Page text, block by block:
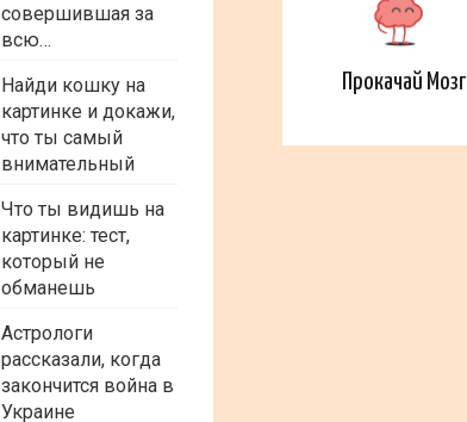
совершившая за
всю…
Найди кошку на
картинке и докажи,
что ты самый
внимательный
Что ты видишь на
картинке: тест,
который не
обманешь
Астрологи
рассказали, когда
закончится война в
Украине
Прокачай Мозг